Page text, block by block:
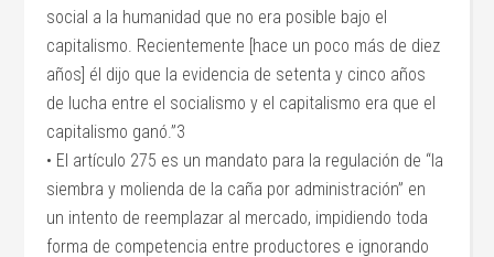
social a la humanidad que no era posible bajo el
capitalismo. Recientemente [hace un poco más de diez
años] él dijo que la evidencia de setenta y cinco años
de lucha entre el socialismo y el capitalismo era que el
capitalismo ganó.”3
• El artículo 275 es un mandato para la regulación de “la
siembra y molienda de la caña por administración” en
un intento de reemplazar al mercado, impidiendo toda
forma de competencia entre productores e ignorando